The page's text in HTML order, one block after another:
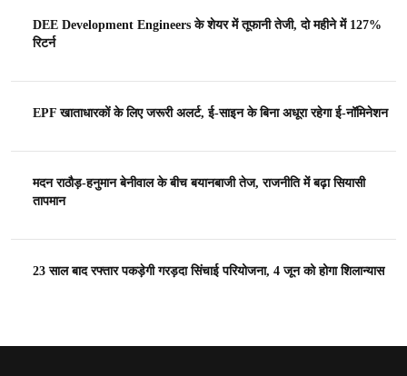
DEE Development Engineers के शेयर में तूफानी तेजी, दो महीने में 127%
रिटर्न
EPF खाताधारकों के लिए जरूरी अलर्ट, ई-साइन के बिना अधूरा रहेगा ई-नॉमिनेशन
मदन राठौड़-हनुमान बेनीवाल के बीच बयानबाजी तेज, राजनीति में बढ़ा सियासी
तापमान
23 साल बाद रफ्तार पकड़ेगी गरड़दा सिंचाई परियोजना, 4 जून को होगा शिलान्यास